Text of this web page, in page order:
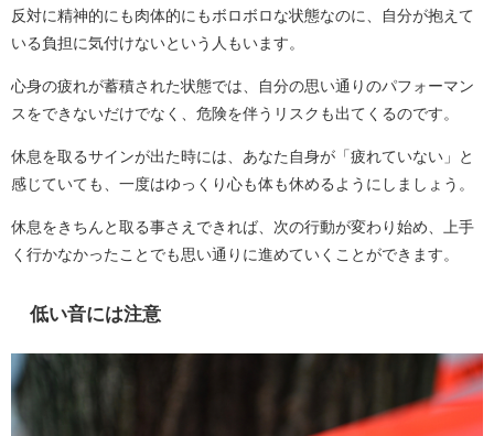
反対に精神的にも肉体的にもボロボロな状態なのに、自分が抱えて
いる負担に気付けないという人もいます。
心身の疲れが蓄積された状態では、自分の思い通りのパフォーマン
スをできないだけでなく、危険を伴うリスクも出てくるのです。
休息を取るサインが出た時には、あなた自身が「疲れていない」と
感じていても、一度はゆっくり心も体も休めるようにしましょう。
休息をきちんと取る事さえできれば、次の行動が変わり始め、上手
く行かなかったことでも思い通りに進めていくことができます。
低い音には注意